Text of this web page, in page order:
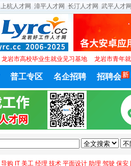
上杭人才网 漳平人才网 长汀人才网 武平人才
龙岩市高校毕业生就业见习基地 龙岩市青年
普工专区 名企招聘 招聘会
导购 IT 美工 经理 技术 平面设计 助理 驾驶 保安